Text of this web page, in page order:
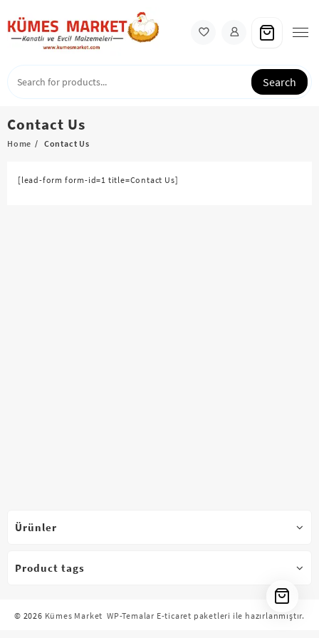
to
content
Search
Contact Us
Home Contact Us
[lead-form form-id=1 title=Contact Us]
Ürünler
Product tags
© 2026 Kümes Market WP-Temalar E-ticaret paketleri ile hazırlanmıştır.